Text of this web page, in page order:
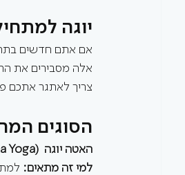
יוגה
אם אתם חדשים
אלה מסבירים את
צריך לאתגר אתכם
הסוגים
האטה יוגה  (Hatha Yoga)
למי זה מתאים: